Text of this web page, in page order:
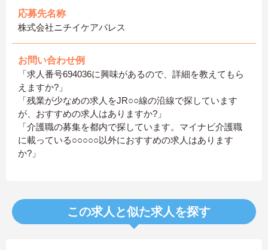
応募先名称
株式会社ニチイケアパレス
お問い合わせ例
「求人番号694036に興味があるので、詳細を教えてもら
えますか?」
「残業が少なめの求人をJR○○線の沿線で探しています
が、おすすめの求人はありますか?」
「介護職の募集を都内で探しています。マイナビ介護職
に載っている○○○○○以外におすすめの求人はあります
か?」
この求人と似た求人を探す